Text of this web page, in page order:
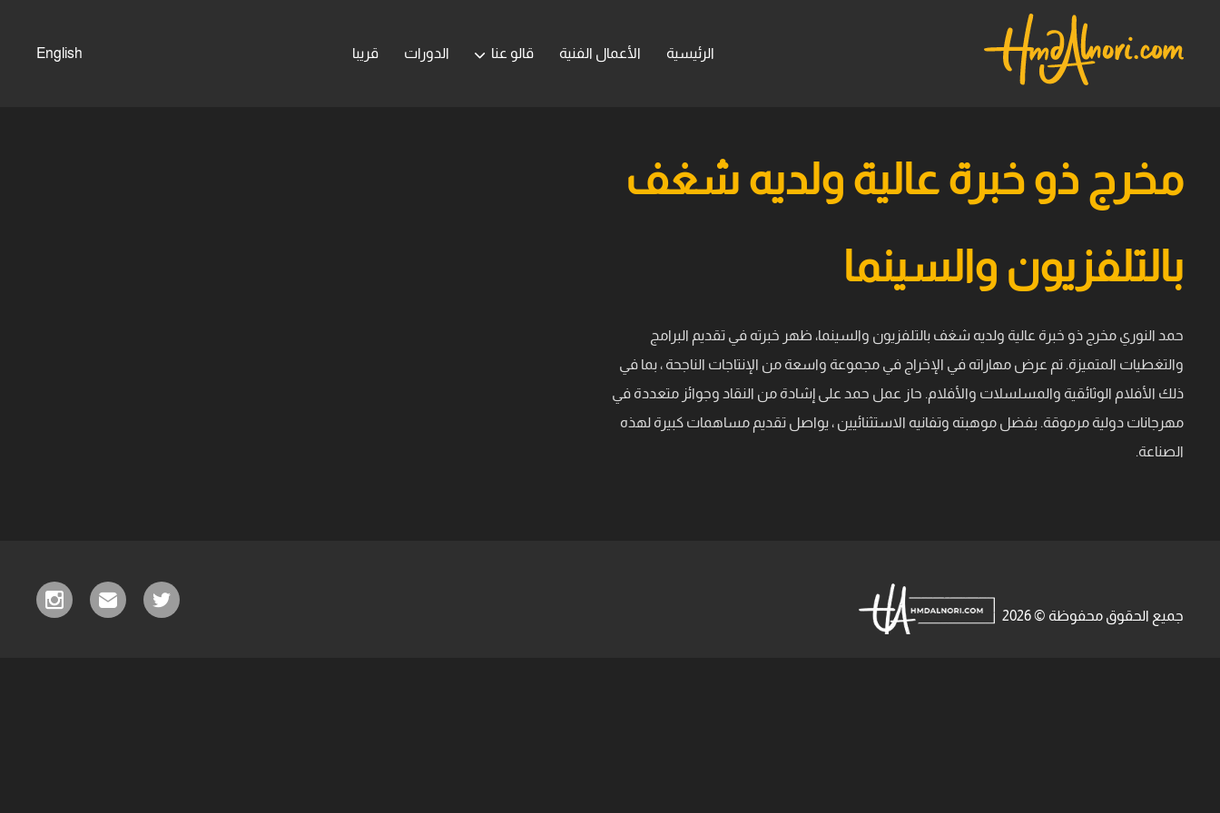
الرئيسية الأعمال الفنية قالو عنا الدورات قريبا English
مخرج ذو خبرة عالية ولديه شغف
بالتلفزيون والسينما
حمد النوري مخرج ذو خبرة عالية ولديه شغف بالتلفزيون والسينما، ظهر خبرته في تقديم البرامج
والتغطيات المتميزة. تم عرض مهاراته في الإخراج في مجموعة واسعة من الإنتاجات الناجحة ، بما في
ذلك الأفلام الوثائقية والمسلسلات والأفلام. حاز عمل حمد على إشادة من النقاد وجوائز متعددة في
مهرجانات دولية مرموقة. بفضل موهبته وتفانيه الاستثنائيين ، يواصل تقديم مساهمات كبيرة لهذه
الصناعة.
جميع الحقوق محفوظة © 2026